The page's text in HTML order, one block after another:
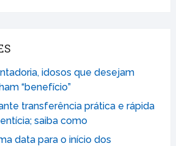
idosos que desejam
“benefício”
transferência prática e rápida
saiba como
data para o início dos